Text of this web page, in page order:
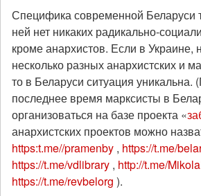
Специфика современной Беларуси
ней нет никаких радикально-
кроме анархистов. Если в
несколько разных анархистских и
то в Беларуси ситуация уникальна.
последнее время марксисты в
организоваться на базе проекта «
анархистских проектов можно
https:t.me//pramenby , https://t.me/
https://t.me/vdlibrary , http://t.me/
https://t.me/revbelorg ).